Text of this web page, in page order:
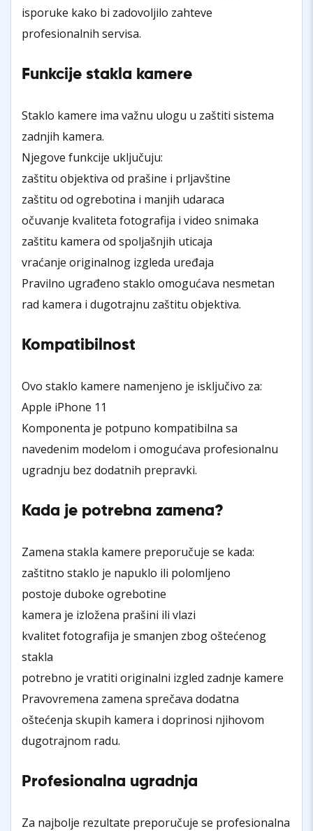
isporuke kako bi zadovoljilo zahteve
profesionalnih servisa.
Funkcije stakla kamere
Staklo kamere ima važnu ulogu u zaštiti sistema
zadnjih kamera.
Njegove funkcije uključuju:
zaštitu objektiva od prašine i prljavštine
zaštitu od ogrebotina i manjih udaraca
očuvanje kvaliteta fotografija i video snimaka
zaštitu kamera od spoljašnjih uticaja
vraćanje originalnog izgleda uređaja
Pravilno ugrađeno staklo omogućava nesmetan
rad kamera i dugotrajnu zaštitu objektiva.
Kompatibilnost
Ovo staklo kamere namenjeno je isključivo za:
Apple iPhone 11
Komponenta je potpuno kompatibilna sa
navedenim modelom i omogućava profesionalnu
ugradnju bez dodatnih prepravki.
Kada je potrebna zamena?
Zamena stakla kamere preporučuje se kada:
zaštitno staklo je napuklo ili polomljeno
postoje duboke ogrebotine
kamera je izložena prašini ili vlazi
kvalitet fotografija je smanjen zbog oštećenog
stakla
potrebno je vratiti originalni izgled zadnje kamere
Pravovremena zamena sprečava dodatna
oštećenja skupih kamera i doprinosi njihovom
dugotrajnom radu.
Profesionalna ugradnja
Za najbolje rezultate preporučuje se profesionalna